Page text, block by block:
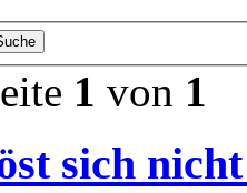
1 von 1
sich